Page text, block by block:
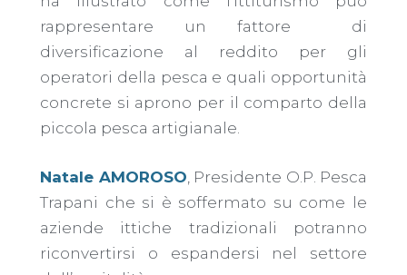
rappresentare un fattore
di
diversificazione al reddito per gli
operatori della pesca e quali opportunità
concrete si aprono per il comparto della
piccola pesca artigianale.
Natale AMOROSO , Presidente O.P. Pesca
Trapani che si è soffermato su come le
aziende ittiche tradizionali potranno
riconvertirsi o espandersi nel settore